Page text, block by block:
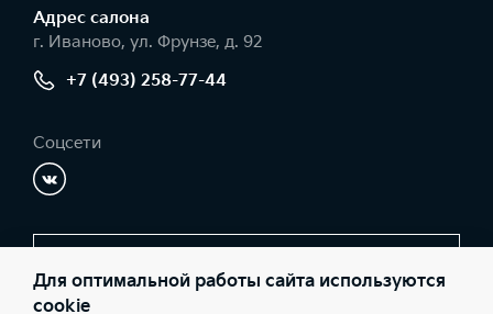
Адрес салонa
г. Иваново, ул. Фрунзе, д. 92
+7 (493) 258-77-44
Соцсети
Для оптимальной работы сайта используются
cookie